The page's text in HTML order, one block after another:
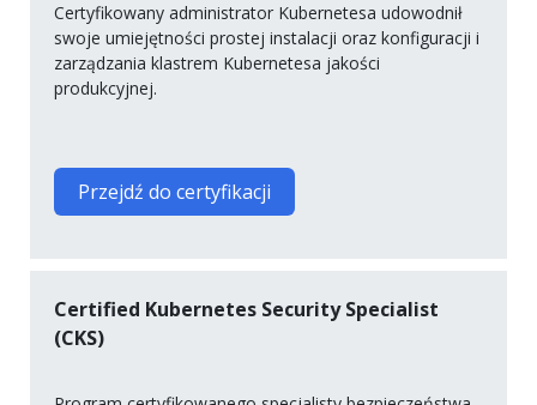
Certyfikowany administrator Kubernetesa udowodnił
swoje umiejętności prostej instalacji oraz konfiguracji i
zarządzania klastrem Kubernetesa jakości
produkcyjnej.
Przejdź do certyfikacji
Certified Kubernetes Security Specialist
(CKS)